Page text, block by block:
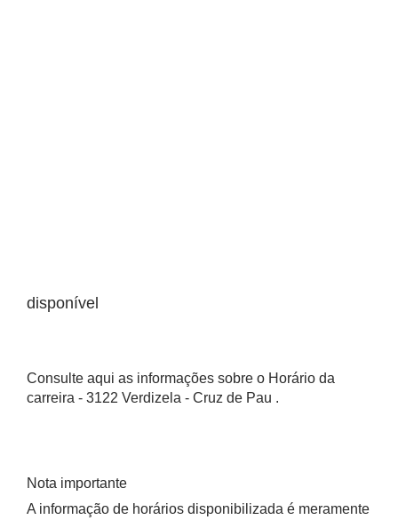
disponível
Consulte aqui as informações sobre o Horário da
carreira - 3122 Verdizela - Cruz de Pau .
Nota importante
A informação de horários disponibilizada é meramente